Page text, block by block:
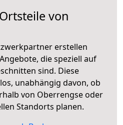
von
erstellen
die speziell auf
sind. Diese
unabhängig davon, ob
von Oberrengse oder
Standorts planen.